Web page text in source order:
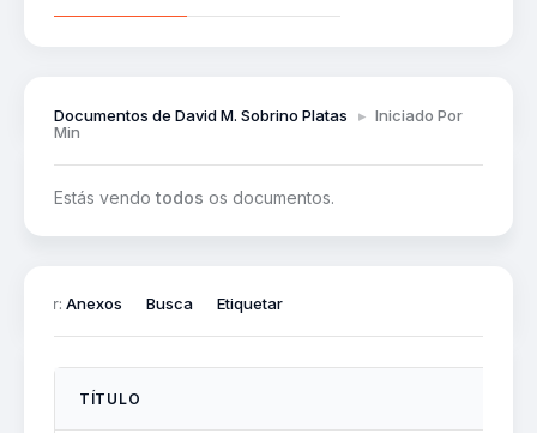
Documentos de David M. Sobrino Platas ▸ Iniciado Por
Min
Estás vendo todos os documentos.
por: Anexos Busca Etiquetar
TÍTULO